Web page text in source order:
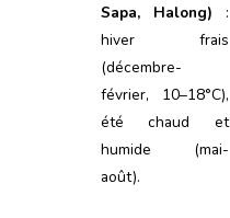
Sapa, Halong) :
hiver frais
(décembre-
février, 10–18°C),
été chaud et
humide (mai-
août).